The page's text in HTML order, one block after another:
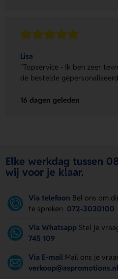
Lisa
"Topservice - Ik ben zeer
de bestelde
16 dagen geleden
Elke werkdag tussen
wij voor je klaar.
Via telefoon Bel ons om
te spreken 072-3030100
Via Whatsapp Stel je
745 109
Via E-mail Mail ons je
verkoop@aspromotions.nl